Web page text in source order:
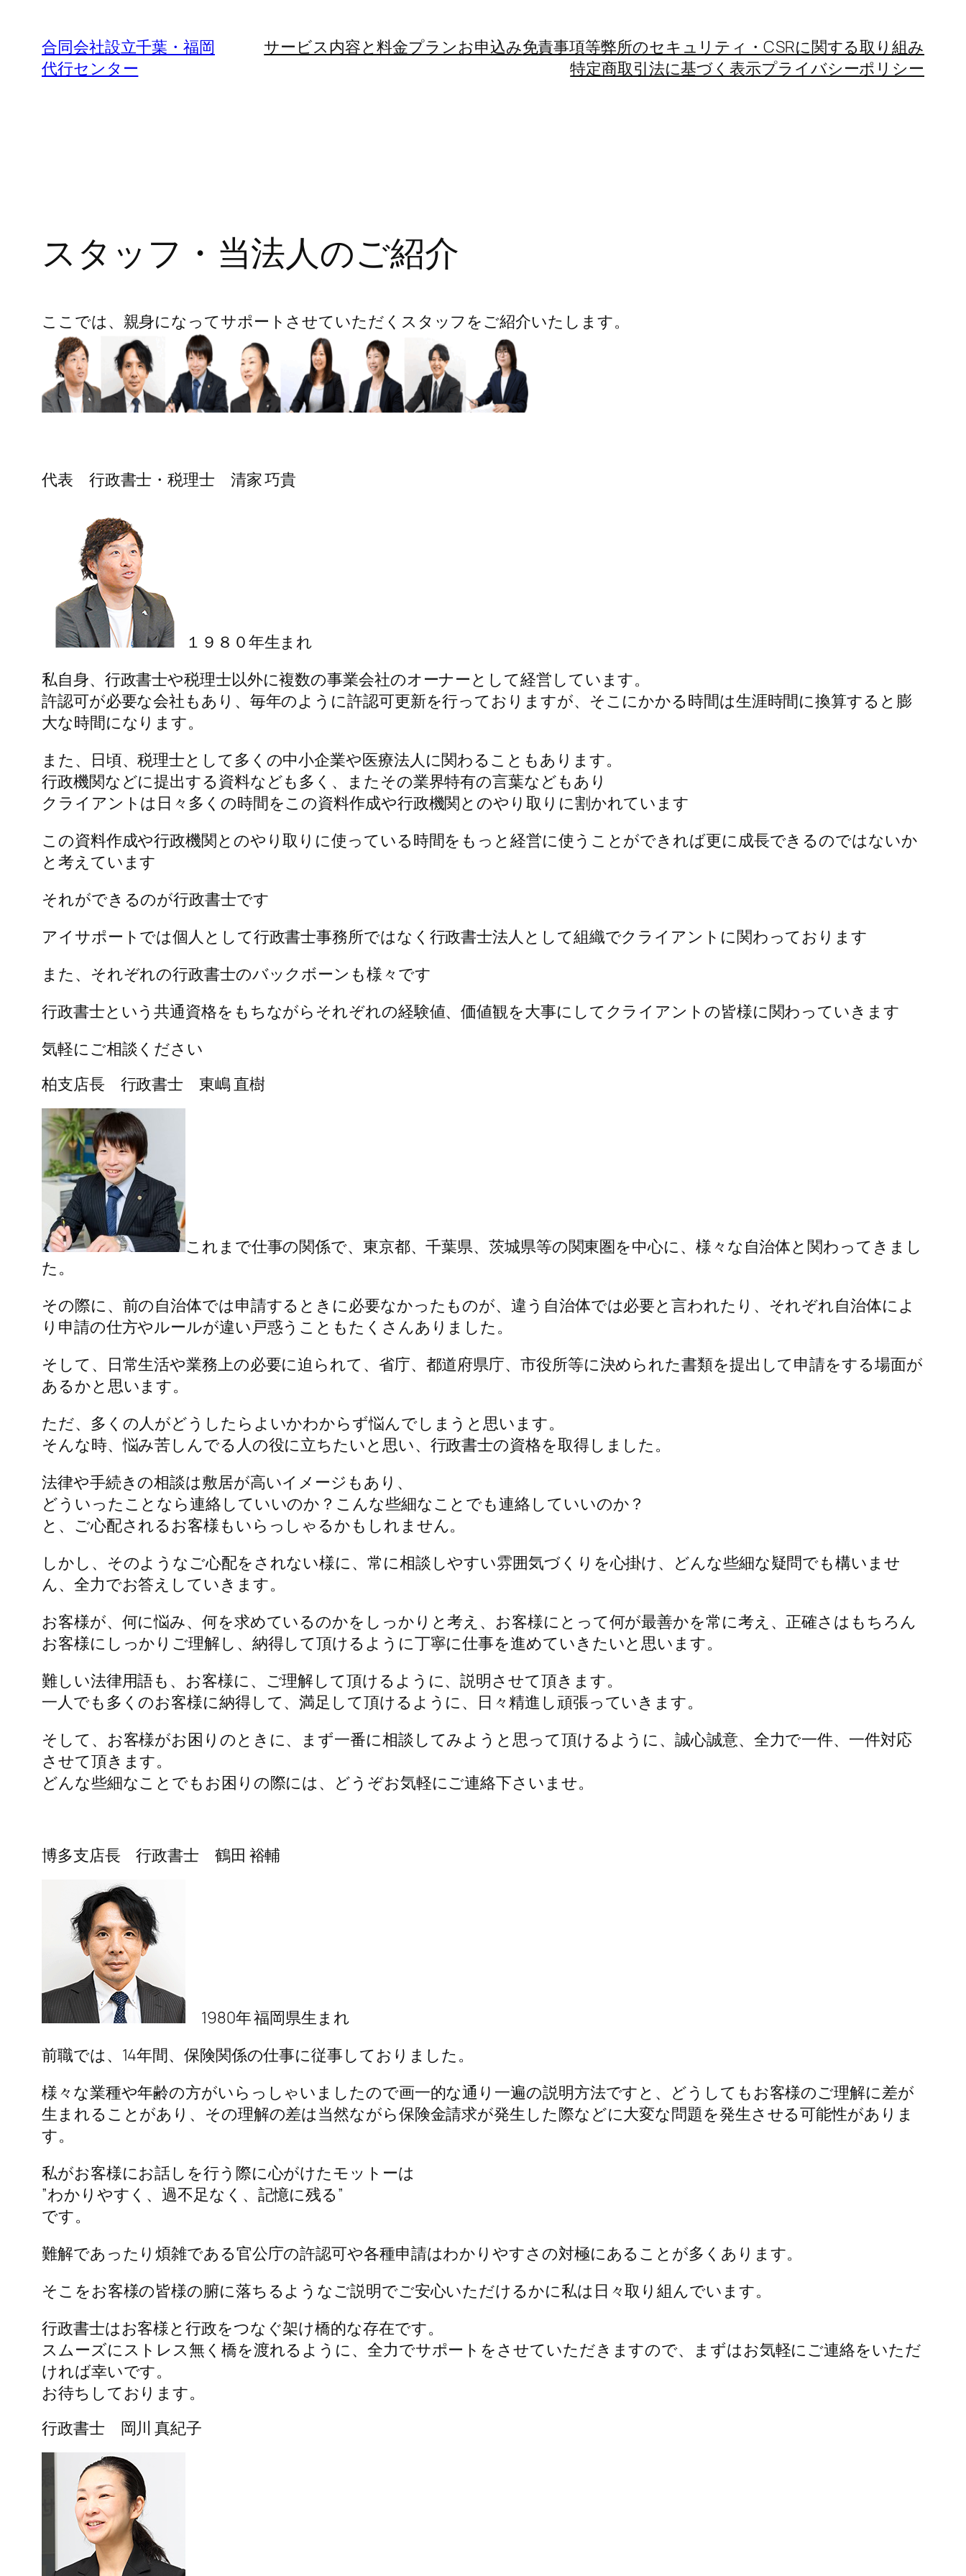
合同会社設立千葉・福岡
代行センター
サービス内容と料金プランお申込み免責事項等弊所のセキュリティ・CSRに関する取り組み
特定商取引法に基づく表示プライバシーポリシー
スタッフ・当法人のご紹介
ここでは、親身になってサポートさせていただくスタッフをご紹介いたします。
代表 行政書士・税理士 清家 巧貴
１９８０年生まれ
私自身、行政書士や税理士以外に複数の事業会社のオーナーとして経営しています。
許認可が必要な会社もあり、毎年のように許認可更新を行っておりますが、そこにかかる時間は生涯時間に換算すると膨
大な時間になります。
また、日頃、税理士として多くの中小企業や医療法人に関わることもあります。
行政機関などに提出する資料なども多く、またその業界特有の言葉などもあり
クライアントは日々多くの時間をこの資料作成や行政機関とのやり取りに割かれています
この資料作成や行政機関とのやり取りに使っている時間をもっと経営に使うことができれば更に成長できるのではないか
と考えています
それができるのが行政書士です
アイサポートでは個人として行政書士事務所ではなく行政書士法人として組織でクライアントに関わっております
また、それぞれの行政書士のバックボーンも様々です
行政書士という共通資格をもちながらそれぞれの経験値、価値観を大事にしてクライアントの皆様に関わっていきます
気軽にご相談ください
柏支店長 行政書士 東嶋 直樹
これまで仕事の関係で、東京都、千葉県、茨城県等の関東圏を中心に、様々な自治体と関わってきまし
た。
その際に、前の自治体では申請するときに必要なかったものが、違う自治体では必要と言われたり、それぞれ自治体によ
り申請の仕方やルールが違い戸惑うこともたくさんありました。
そして、日常生活や業務上の必要に迫られて、省庁、都道府県庁、市役所等に決められた書類を提出して申請をする場面が
あるかと思います。
ただ、多くの人がどうしたらよいかわからず悩んでしまうと思います。
そんな時、悩み苦しんでる人の役に立ちたいと思い、行政書士の資格を取得しました。
法律や手続きの相談は敷居が高いイメージもあり、
どういったことなら連絡していいのか？こんな些細なことでも連絡していいのか？
と、ご心配されるお客様もいらっしゃるかもしれません。
しかし、そのようなご心配をされない様に、常に相談しやすい雰囲気づくりを心掛け、どんな些細な疑問でも構いませ
ん、全力でお答えしていきます。
お客様が、何に悩み、何を求めているのかをしっかりと考え、お客様にとって何が最善かを常に考え、正確さはもちろん
お客様にしっかりご理解し、納得して頂けるように丁寧に仕事を進めていきたいと思います。
難しい法律用語も、お客様に、ご理解して頂けるように、説明させて頂きます。
一人でも多くのお客様に納得して、満足して頂けるように、日々精進し頑張っていきます。
そして、お客様がお困りのときに、まず一番に相談してみようと思って頂けるように、誠心誠意、全力で一件、一件対応
させて頂きます。
どんな些細なことでもお困りの際には、どうぞお気軽にご連絡下さいませ。
博多支店長 行政書士 鶴田 裕輔
1980年 福岡県生まれ
前職では、14年間、保険関係の仕事に従事しておりました。
様々な業種や年齢の方がいらっしゃいましたので画一的な通り一遍の説明方法ですと、どうしてもお客様のご理解に差が
生まれることがあり、その理解の差は当然ながら保険金請求が発生した際などに大変な問題を発生させる可能性がありま
す。
私がお客様にお話しを行う際に心がけたモットーは
”わかりやすく、過不足なく、記憶に残る”
です。
難解であったり煩雑である官公庁の許認可や各種申請はわかりやすさの対極にあることが多くあります。
そこをお客様の皆様の腑に落ちるようなご説明でご安心いただけるかに私は日々取り組んでいます。
行政書士はお客様と行政をつなぐ架け橋的な存在です。
スムーズにストレス無く橋を渡れるように、全力でサポートをさせていただきますので、まずはお気軽にご連絡をいただ
ければ幸いです。
お待ちしております。
行政書士 岡川 真紀子